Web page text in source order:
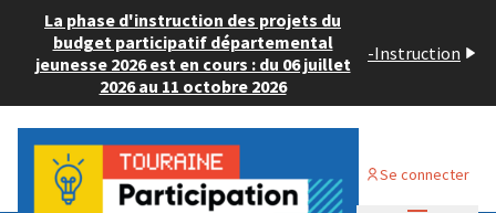
La phase d'instruction des projets du
budget participatif départemental
jeunesse 2026 est en cours : du 06 juillet
2026 au 11 octobre 2026
-Instruction
Se connecter